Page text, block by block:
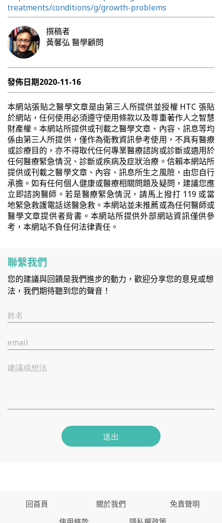
treatments/conditions/g/growth-problems
撰稿者
黃馨弘 醫學顧問
發佈日期2020-11-16
本網站張貼之醫學文章是由第三人所提供並授權 HTC 張貼
於網站，任何使用必須遵守使用條款以及尊重著作人之智慧
財產權。本網站所提供或刊載之醫學文章、內容、訊息等均
係由第三人所提供，僅作為衛教資訊參考使用，不具有醫療
或診療目的，亦不得取代任何專業醫療諮詢或診斷或適用於
任何醫療緊急情況、診斷或疾病及症狀治療。信賴本網站所
提供或刊載之醫學文章、內容、訊息所生之風險，由您自行
承擔。如有任何個人健康或醫療相關問題及疑問，建議您應
立即諮詢醫師。若是醫療緊急情況，請馬上撥打 119 或當
地緊急救護電話送醫急救。本網站並未推薦或為任何醫師或
醫學文章提供者背書。本網站所提供外部網站資訊僅供參
考，本網站不負任何法律責任。
聯繫我們
您的建議與回饋是我們進步的動力，歡迎分享您的意見或想
法，我們期待聽到您的聲音！
姓名
email
建議或想法
送出
回首頁 關於我們
免責聲明